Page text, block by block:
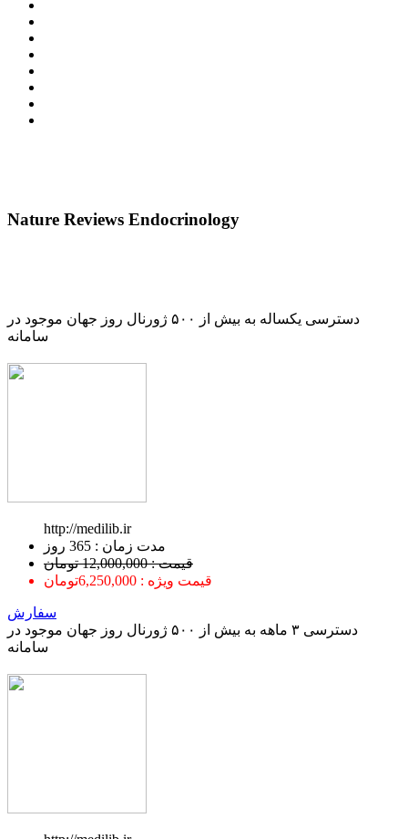
Nature Reviews Endocrinology
دسترسی یکساله به بیش از ۵۰۰ ژورنال روز جهان موجود در
سامانه
http://medilib.ir
ﻣﺪﺕ ﺯﻣﺎﻥ : 365 ﺭﻭﺯ
قیمت : 12,000,000 تومان
قیمت ویژه : 6,250,000تومان
سفارش
دسترسی ۳ ماهه به بیش از ۵۰۰ ژورنال روز جهان موجود در
سامانه